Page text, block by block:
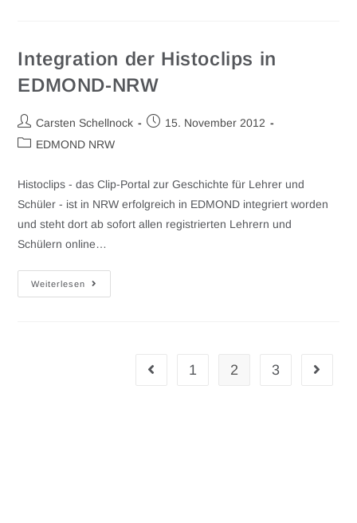
Integration der Histoclips in
EDMOND-NRW
Carsten Schellnock
15. November 2012
EDMOND NRW
Histoclips - das Clip-Portal zur Geschichte für Lehrer und
Schüler - ist in NRW erfolgreich in EDMOND integriert worden
und steht dort ab sofort allen registrierten Lehrern und
Schülern online…
Weiterlesen
1 2 3